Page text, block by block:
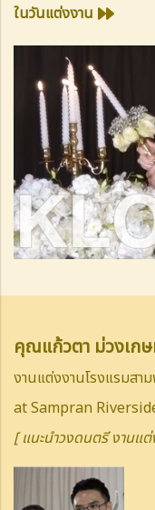
ในวันแต่งงาน
คุณแก้วตา ม่วงเก
งานแต่งงานโรงแรมสา
at Sampran
[ แนะนำวงดนตรี งานแ